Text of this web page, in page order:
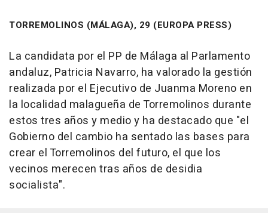
TORREMOLINOS (MÁLAGA), 29 (EUROPA PRESS)
La candidata por el PP de Málaga al Parlamento
andaluz, Patricia Navarro, ha valorado la gestión
realizada por el Ejecutivo de Juanma Moreno en
la localidad malagueña de Torremolinos durante
estos tres años y medio y ha destacado que "el
Gobierno del cambio ha sentado las bases para
crear el Torremolinos del futuro, el que los
vecinos merecen tras años de desidia
socialista".